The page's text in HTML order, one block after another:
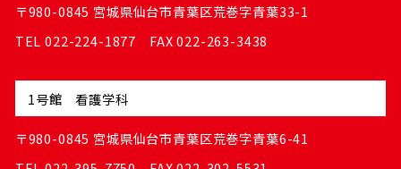
〒980-0845 宮城県仙台市青葉区荒巻字青葉33-1
TEL 022-224-1877 FAX 022-263-3438
1号館 看護学科
〒980-0845 宮城県仙台市青葉区荒巻字青葉6-41